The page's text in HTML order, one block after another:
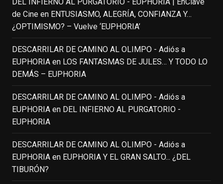
group of people, changed who can see it
or it's been deleted.
3 weeks ago
Fallece a los 78 años el actor
neozelandés Sam Neill. Aunque empezó a
ganar fama en la televisión en los ochenta
como el espía#Reillyen la miniserie
homónima (por la que se llevó su primera
nominación al Emmy), su verdadera
relevancia internacional le llegó en los
de Cineen ENTUSIASMO, ALEGRÍA, CONFIANZA Y…
¿OPTIMISMO? – Vuelve ‘EUPHORIA’
DESCARRILAR DE CAMINO AL OLIMPO - Adiós a
EUPHORIAen LOS FANTASMAS DE JULES… Y TODO LO
DEMÁS – EUPHORIA
DESCARRILAR DE CAMINO AL OLIMPO - Adiós a
EUPHORIAen DEL INFIERNO AL PURGATORIO -
EUPHORIA
DESCARRILAR DE CAMINO AL OLIMPO - Adiós a
EUPHORIAen EUPHORIA Y EL GRAN SALTO... ¿DEL
TIBURÓN?